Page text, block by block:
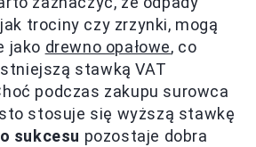
trociny czy zrzynki, mogą
jako drewno opałowe, co
stawką VAT
podczas zakupu surowca
stosuje się wyższą stawkę
sukcesu pozostaje dobra